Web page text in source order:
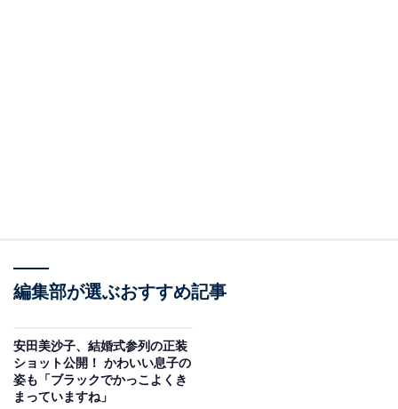
編集部が選ぶおすすめ記事
安田美沙子、結婚式参列の正装
ショット公開！ かわいい息子の
姿も「ブラックでかっこよくき
まっていますね」